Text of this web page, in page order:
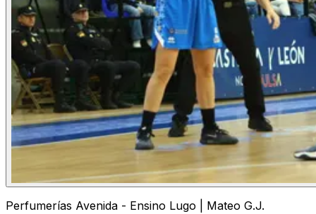
Perfumerías Avenida - Ensino Lugo | Mateo G.J.